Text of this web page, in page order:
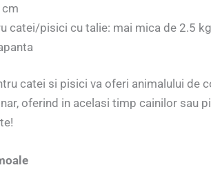
cm
catei/pisici cu talie: mai mica de 2.5 kg
catei si pisici va oferi animalului de
oferind in acelasi timp cainilor sau